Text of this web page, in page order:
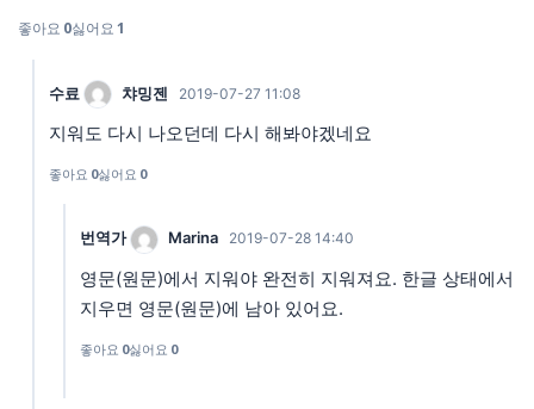
좋아요 0싫어요1
수료 챠밍젠 2019-07-27 11:08
지워도 다시 나오던데 다시 해봐야겠네요
좋아요 0싫어요 0
번역가 Marina 2019-07-28 14:40
영문(원문)에서 지워야 완전히 지워져요. 한글 상태에서
지우면 영문(원문)에 남아 있어요.
좋아요 0싫어요 0